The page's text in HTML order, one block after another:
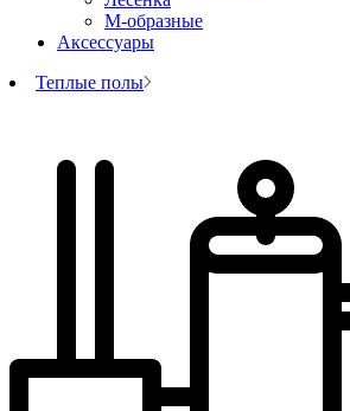
М-образные
Аксессуары
Теплые полы